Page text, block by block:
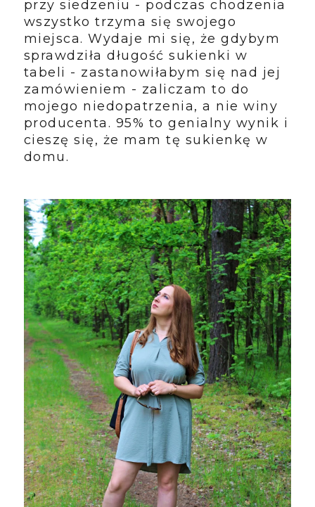
przy siedzeniu - podczas chodzenia
wszystko trzyma się swojego
miejsca. Wydaje mi się, że gdybym
sprawdziła długość sukienki w
tabeli - zastanowiłabym się nad jej
zamówieniem - zaliczam to do
mojego niedopatrzenia, a nie winy
producenta. 95% to genialny wynik i
cieszę się, że mam tę sukienkę w
domu.